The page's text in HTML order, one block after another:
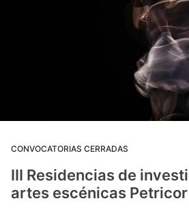
CONVOCATORIAS CERRADAS
III Residencias de
artes escénicas